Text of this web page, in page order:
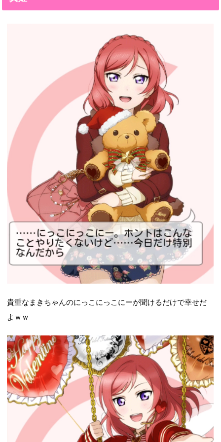
貴重なまきちゃんのにっこにっこにーが聞けるだけで幸せだ
よｗｗ